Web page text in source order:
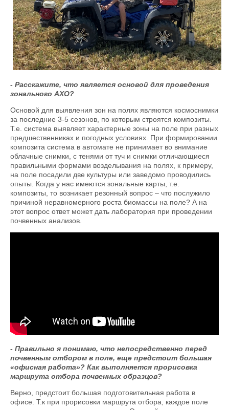
- Расскажите, что является основой для проведения
зонального АХО?
Основой для выявления зон на полях являются космоснимки
за последние 3-5 сезонов, по которым строятся композиты.
Т.е. система выявляет характерные зоны на поле при разных
предшественниках и погодных условиях. При формировании
композита система в автомате не принимает во внимание
облачные снимки, с тенями от туч и снимки отличающиеся
правильными формами возделывания на полях, к примеру,
на поле посадили две культуры или заведомо проводились
опыты. Когда у нас имеются зональные карты, т.е.
композиты, то возникает резонный вопрос – что послужило
причиной неравномерного роста биомассы на поле? А на
этот вопрос ответ может дать лаборатория при проведении
почвенных анализов.
- Правильно я понимаю, что непосредственно перед
почвенным отбором в поле, еще предстоит большая
«офисная работа»? Как выполняется прорисовка
маршрута отбора почвенных образцов?
Верно, предстоит большая подготовительная работа в
офисе. Т.к при прорисовки маршрута отбора, каждое поле